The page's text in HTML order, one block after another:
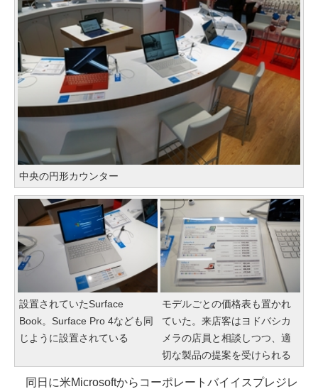
中央の円形カウンター
設置されていたSurface
Book。Surface Pro 4なども同
じように設置されている
モデルごとの価格表も置かれ
ていた。来店客はヨドバシカ
メラの店員と相談しつつ、適
切な製品の提案を受けられる
同日に米Microsoftからコーポレートバイイスプレジレ